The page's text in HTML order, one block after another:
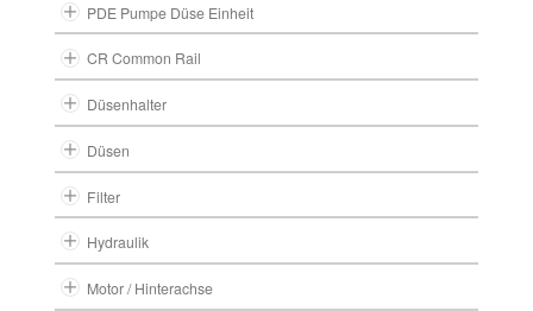
PDE Pumpe Düse Einheit
CR Common Rail
Düsenhalter
Düsen
Filter
Hydraulik
Motor / Hinterachse